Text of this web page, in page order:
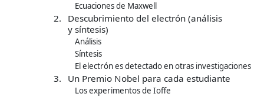
Ecuaciones de Maxwell
2.
Descubrimiento del electrón (análisis
y síntesis)
Análisis
Síntesis
El electrón es detectado en otras investigaciones
3. Un Premio Nobel para cada estudiante
Los experimentos de Ioffe